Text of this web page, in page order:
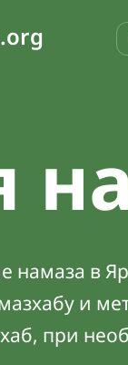
намаза в
и
при